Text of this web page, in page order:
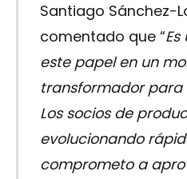
Santiago Sánchez-
comentado que “
este papel en un
transformador para
Los socios de
evolucionando
comprometo a